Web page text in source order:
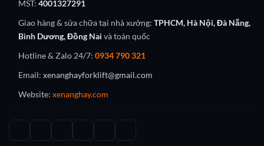
MST: 4001327291
Giao hàng & sửa chữa tại nhà xưởng: TPHCM, Hà Nội, Đà Nẵng,
Bình Dương, Đồng Nai và toàn quốc
Hotline & Zalo 24/7: 0934 790 321
Email: xenanghayforklift@gmail.com
Website: xenanghay.com